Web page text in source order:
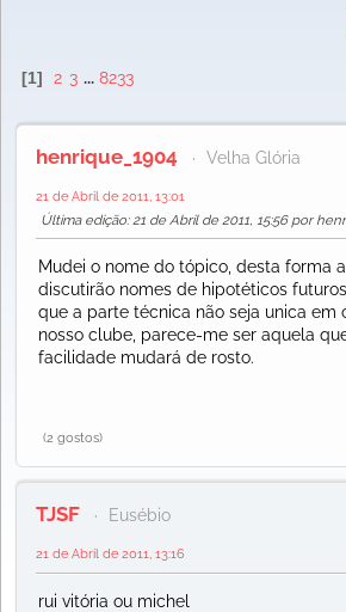
1 2 3 ... 8233
henrique_1904 Velha Glória
21 de Abril de 2011, 13:01
Última edição: 21 de Abril de 2011, 15:56 por
Mudei o nome do tópico, desta forma
discutirão nomes de hipotéticos
que a parte técnica não seja unica em
nosso clube, parece-me ser aquela
facilidade mudará de rosto.
(2 gostos)
TJSF Eusébio
21 de Abril de 2011, 13:16
rui vitória ou michel